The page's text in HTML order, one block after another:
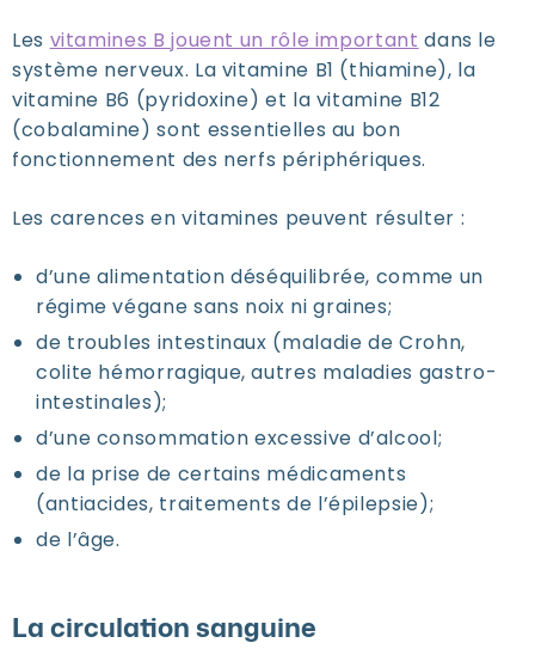
Les vitamines B jouent un rôle important dans le
système nerveux. La vitamine B1 (thiamine), la
vitamine B6 (pyridoxine) et la vitamine B12
(cobalamine) sont essentielles au bon
fonctionnement des nerfs périphériques.
Les carences en vitamines peuvent résulter :
d’une alimentation déséquilibrée, comme un
régime végane sans noix ni graines;
de troubles intestinaux (maladie de Crohn,
colite hémorragique, autres maladies gastro-
intestinales);
d’une consommation excessive d’alcool;
de la prise de certains médicaments
(antiacides, traitements de l’épilepsie);
de l’âge.
La circulation sanguine